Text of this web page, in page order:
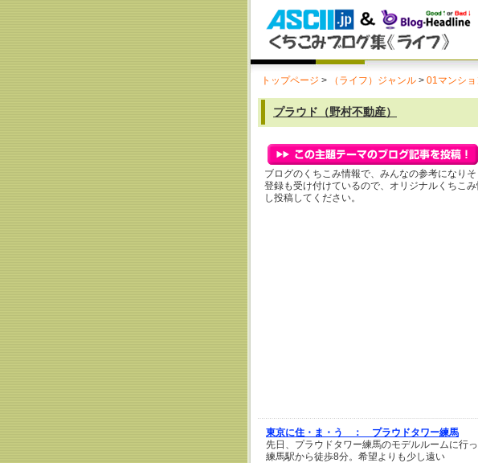
トップページ > （ライフ）ジャンル > 01マンショ
プラウド（野村不動産）
ブログのくちこみ情報で、みんなの参考になり
登録も受け付けているので、オリジナルくちこ
し投稿してください。
東京に住・ま・う ：
プラウドタワー練馬
先日、プラウドタワー練馬のモデルルームに行
練馬駅から徒歩8分。希望よりも少し遠い